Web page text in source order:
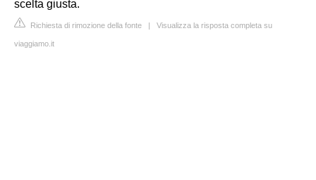
scelta giusta.
Richiesta di rimozione della fonte | Visualizza la risposta completa su
viaggiamo.it